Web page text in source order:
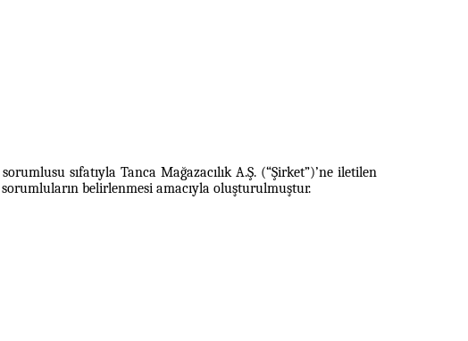
sıfatıyla Tanca Mağazacılık A.Ş. (“Şirket”)’ne iletilen
belirlenmesi amacıyla oluşturulmuştur.